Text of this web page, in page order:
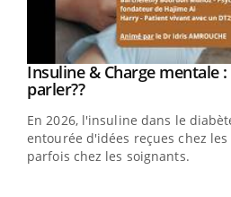
Youtube
Insuline & Charge mentale
parler??Youtube
En 2026, l'insuline dans le
entourée d'idées reçues chez
parfois chez les soignants.